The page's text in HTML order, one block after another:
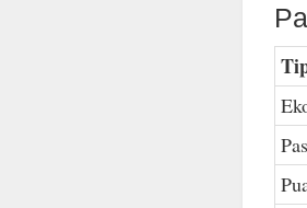
Pas